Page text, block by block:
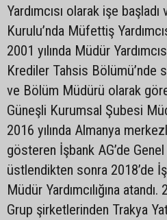
Yardımcısı olarak işe
Kurulu’nda Müfettiş
2001 yılında Müdür
Krediler Tahsis Bölümü’nde
ve Bölüm Müdürü olarak
Güneşli Kurumsal Şubesi
2016 yılında Almanya
gösteren İşbank AG’de
üstlendikten sonra 2018’de İş
Müdür Yardımcılığına
Grup şirketlerinden Trakya